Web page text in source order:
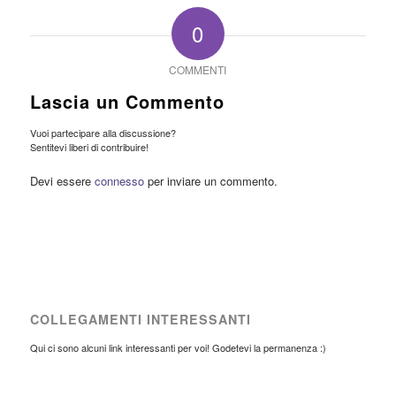
0
COMMENTI
Lascia un Commento
Vuoi partecipare alla discussione?
Sentitevi liberi di contribuire!
Devi essere connessoper inviare un commento.
COLLEGAMENTI INTERESSANTI
Qui ci sono alcuni link interessanti per voi! Godetevi la permanenza :)